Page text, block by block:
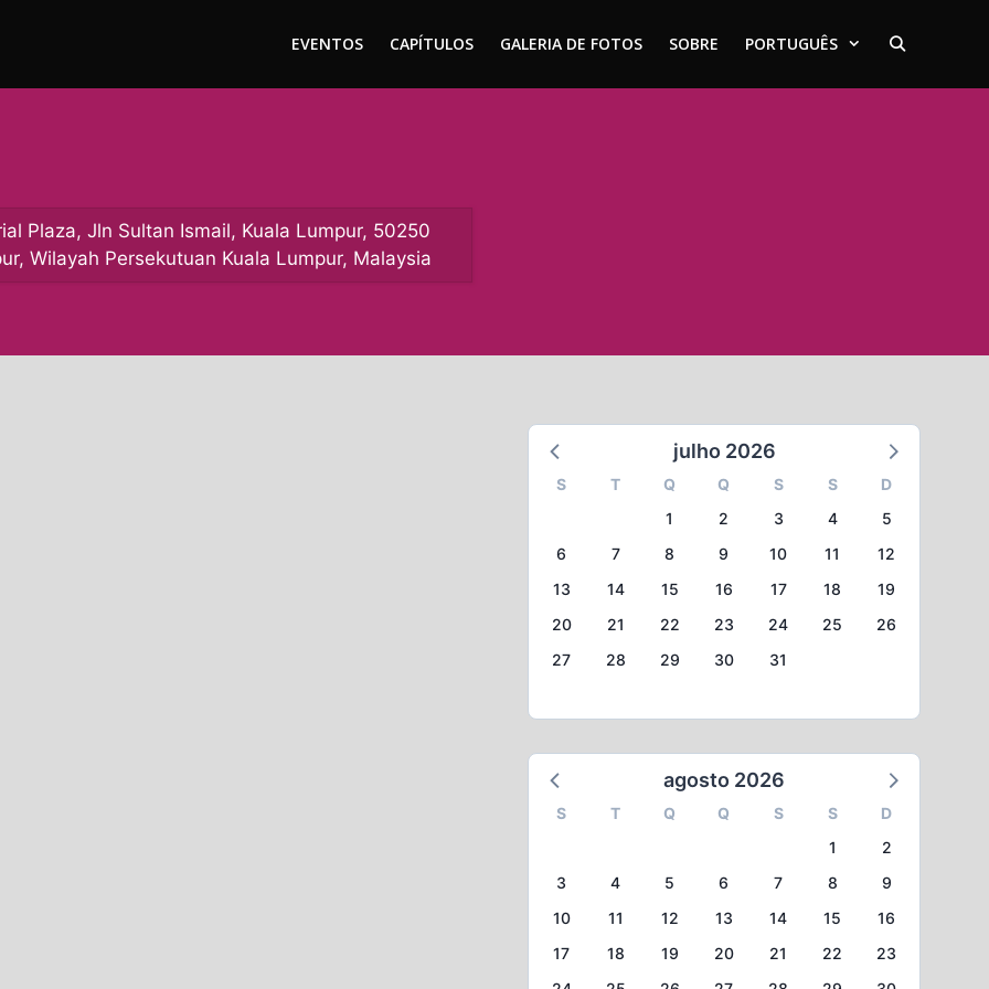
EVENTOS CAPÍTULOS GALERIA DE FOTOS SOBRE PORTUGUÊS
Plaza, Jln Sultan Ismail, Kuala Lumpur, 50250
Wilayah Persekutuan Kuala Lumpur, Malaysia
julho 2026
S T Q Q S S
D
1
2 3 4
5
6
7 8 9 10 11
12
13
14 15 16 17 18
19
20
21 22 23 24 25
26
27
28 29 30 31
agosto 2026
S T Q Q S S
D
1
2
3
4 5 6 7 8
9
10
11 12 13 14 15
16
17
18 19 20 21 22
23